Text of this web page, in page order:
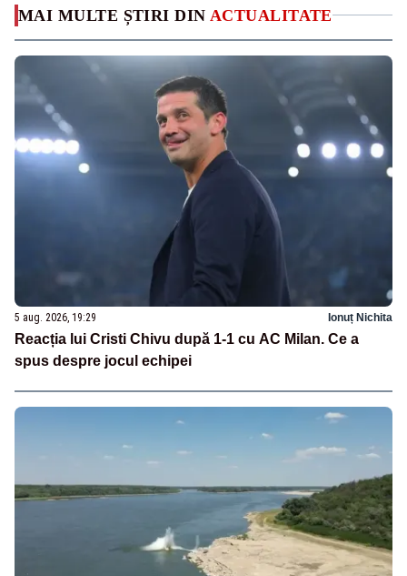
MAI MULTE ȘTIRI DIN ACTUALITATE
5 aug. 2026, 19:29 Ionuț Nichita
Reacția lui Cristi Chivu după 1-1 cu AC Milan. Ce a
spus despre jocul echipei